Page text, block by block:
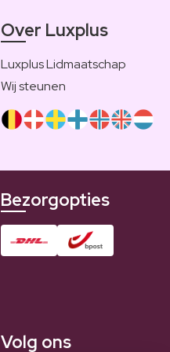
Over Luxplus
Luxplus Lidmaatschap
Wij steunen
Bezorgopties
Volg ons